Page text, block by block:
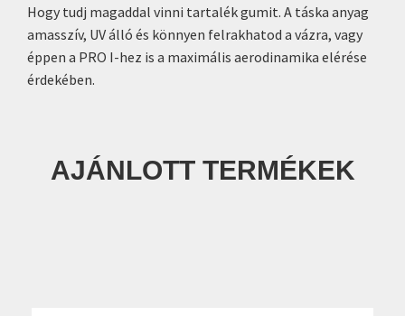
Hogy tudj magaddal vinni tartalék gumit. A táska anyag
amasszív, UV álló és könnyen felrakhatod a vázra, vagy
éppen a PRO I-hez is a maximális aerodinamika elérése
érdekében.
AJÁNLOTT TERMÉKEK